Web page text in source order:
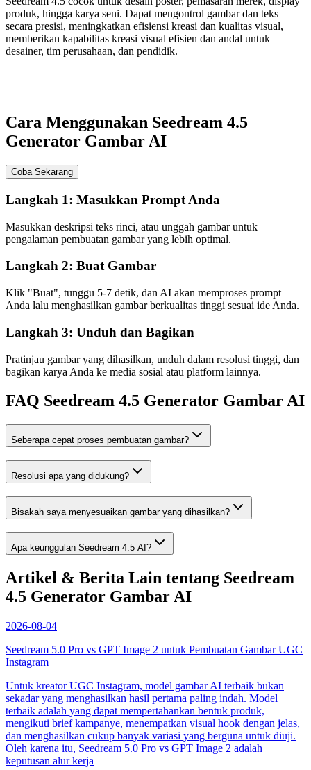
produk, hingga karya seni. Dapat mengontrol gambar dan teks
secara presisi, meningkatkan efisiensi kreasi dan kualitas visual,
memberikan kapabilitas kreasi visual efisien dan andal untuk
desainer, tim perusahaan, dan pendidik.
Cara Menggunakan Seedream 4.5
Generator Gambar AI
Coba Sekarang
Langkah 1: Masukkan Prompt Anda
Masukkan deskripsi teks rinci, atau unggah gambar untuk
pengalaman pembuatan gambar yang lebih optimal.
Langkah 2: Buat Gambar
Klik "Buat", tunggu 5-7 detik, dan AI akan memproses prompt
Anda lalu menghasilkan gambar berkualitas tinggi sesuai ide Anda.
Langkah 3: Unduh dan Bagikan
Pratinjau gambar yang dihasilkan, unduh dalam resolusi tinggi, dan
bagikan karya Anda ke media sosial atau platform lainnya.
FAQ Seedream 4.5 Generator Gambar AI
Seberapa cepat proses pembuatan gambar?
Resolusi apa yang didukung?
Bisakah saya menyesuaikan gambar yang dihasilkan?
Apa keunggulan Seedream 4.5 AI?
Artikel & Berita Lain tentang Seedream
4.5 Generator Gambar AI
2026-08-04
Seedream 5.0 Pro vs GPT Image 2 untuk Pembuatan Gambar UGC
Instagram
Untuk kreator UGC Instagram, model gambar AI terbaik bukan
sekadar yang menghasilkan hasil pertama paling indah. Model
terbaik adalah yang dapat mempertahankan bentuk produk,
mengikuti brief kampanye, menempatkan visual hook dengan jelas,
dan menghasilkan cukup banyak variasi yang berguna untuk diuji.
Oleh karena itu, Seedream 5.0 Pro vs GPT Image 2 adalah
keputusan alur kerja